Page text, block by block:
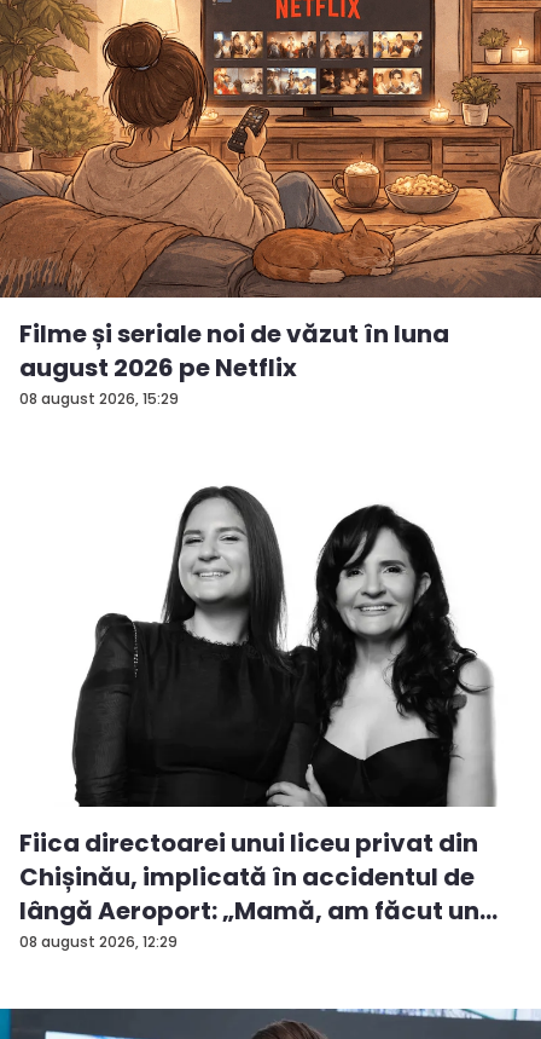
08 august 2026, 15:29
Filme și seriale noi de văzut în luna
august 2026 pe Netflix
08 august 2026, 12:29
Fiica directoarei unui liceu privat din
Chișinău, implicată în accidentul de
lângă Aeroport: „Mamă, am făcut un
ac...